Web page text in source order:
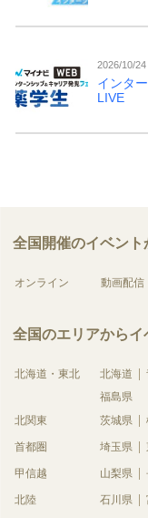
2026/10/24
インタ
LIVE
全国開催のイベント
オンライン 動画配信
全国のエリアからイ
北海道・東北 北海道
福島県
北関東
茨城県
首都圏 埼玉県
甲信越 山梨県
北陸 石川県